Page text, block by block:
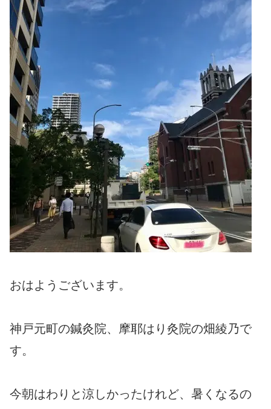
おはようございます。
神戸元町の鍼灸院、摩耶はり灸院の畑綾乃で
す。
今朝はわりと涼しかったけれど、暑くなるの